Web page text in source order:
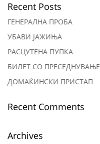
Recent Posts
ГЕНЕРАЛНА ПРОБА
УБАВИ ЈАЖИЊА
РАСЦУТЕНА ПУПКА
БИЛЕТ СО ПРЕСЕДНУВАЊЕ
ДОМАЌИНСКИ ПРИСТАП
Recent Comments
Archives